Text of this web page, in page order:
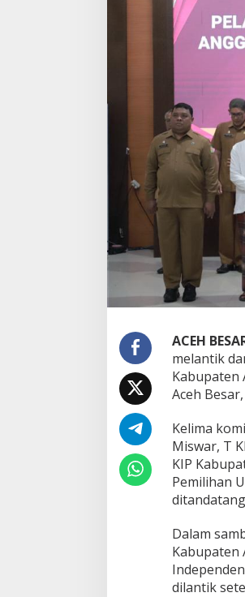
ACEH
melantik
Kabupaten
Aceh
Kelima
Miswar, T
KIP
Pemilihan
Dalam
Kabupaten
dilantik